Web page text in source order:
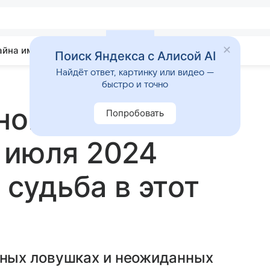
имени Гадания Приметы
и
2024
в этот
ловушках и неожиданных
Поиск Яндекса с Алисой AI
Найдёт ответ, картинку или видео —
быстро и точно
Попробовать